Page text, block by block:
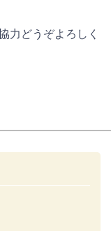
力どうぞよろしく